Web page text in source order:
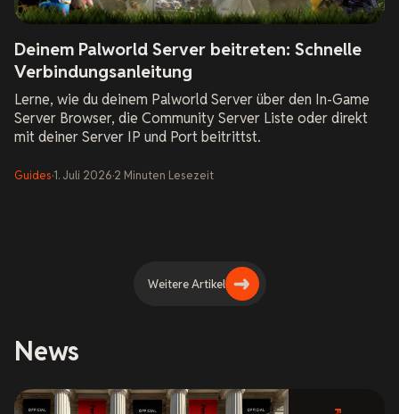
Deinem Palworld Server beitreten: Schnelle
Verbindungsanleitung
Lerne, wie du deinem Palworld Server über den In-Game
Server Browser, die Community Server Liste oder direkt
mit deiner Server IP und Port beitrittst.
Guides·1. Juli 2026·2 Minuten Lesezeit
Weitere Artikel
News